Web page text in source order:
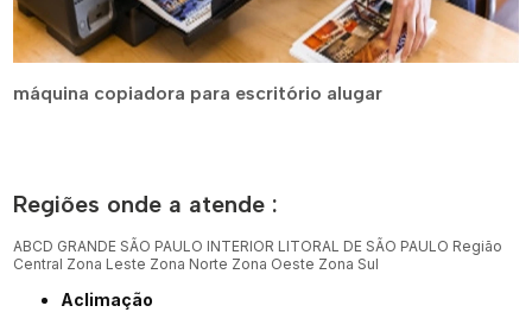
máquina copiadora para escritório alugar
Regiões onde a atende :
ABCD GRANDE SÃO PAULO INTERIOR LITORAL DE SÃO PAULO Região
Central Zona Leste Zona Norte Zona Oeste Zona Sul
Aclimação